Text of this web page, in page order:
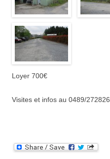
Loyer 700€
Visites et infos au 0489/272826